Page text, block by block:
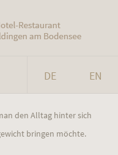
DE EN
den Alltag hinter sich
bringen möchte.